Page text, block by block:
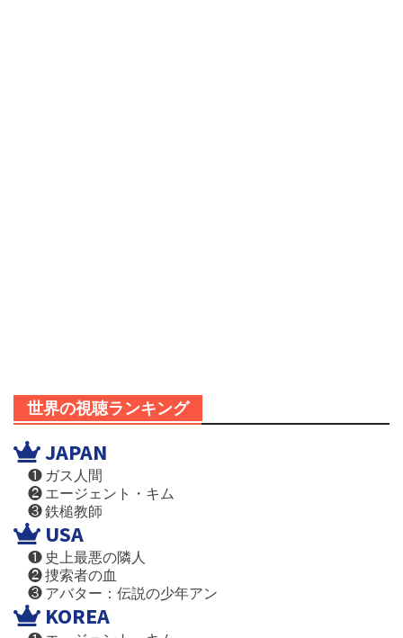
世界の視聴ランキング
JAPAN
❶ ガス人間
❷ エージェント・キム
❸ 鉄槌教師
USA
❶ 史上最悪の隣人
❷ 捜索者の血
❸ アバター：伝説の少年アン
KOREA